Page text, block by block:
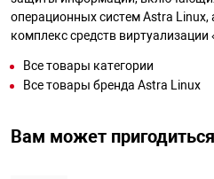
операционных систем Astra
комплекс средств виртуализации
Все товары категории
Все товары бренда Astra Linux
Вам может пригодиться